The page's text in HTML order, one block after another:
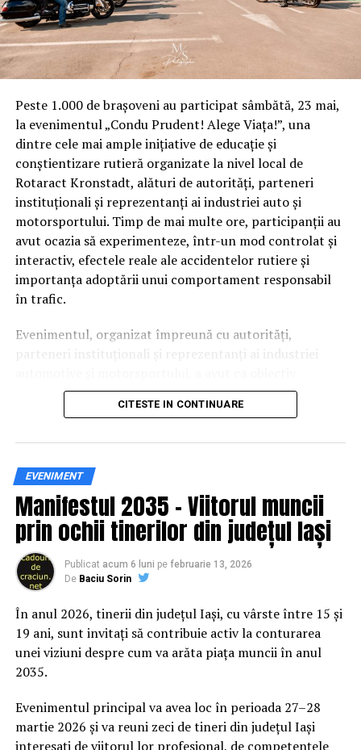
Peste 1.000 de brașoveni au participat sâmbătă, 23 mai,
la evenimentul „Condu Prudent! Alege Viața!”, una
dintre cele mai ample inițiative de educație și
conștientizare rutieră organizate la nivel local de
Rotaract Kronstadt, alături de autorități, parteneri
instituționali și reprezentanți ai industriei auto și
motorsportului. Timp de mai multe ore, participanții au
avut ocazia să experimenteze, într-un mod controlat și
interactiv, efectele reale ale accidentelor rutiere și
importanța adoptării unui comportament responsabil
în trafic.
Evenimentul, organizat împreună cu autorități,
parteneri instituționali și reprezentanți ai industriei
principal transformarea prevenției într-o experiență
practică și accesibilă publicului larg.
Siguranța rutieră, adusă mai
aproape de comunitate
Datele privind accidentele rutiere din România continuă
să evidențieze necesitatea unor inițiative de educație și
prevenție. În 2025, peste 3.000 de persoane au fost
rănite grav în accidente rutiere, iar mai mult de 1.300 și-
au pierdut viața pe șoselele din țară.
În acest context, campania „Condu Prudent! Alege
Viața!” își propune să transforme informația teoretică
într-o experiență directă, prin simulări și demonstrații
care îi ajută pe participanți să înțeleagă concret
impactul deciziilor luate în trafic.
CITESTE IN CONTINUARE
EVENIMENT
Manifestul 2035 – Viitorul muncii
prin ochii tinerilor din județul Iași
Publicat acum 6 luni pe februarie 13, 2026
De Baciu Sorin
În anul 2026, tinerii din județul Iași, cu vârste între 15 și
19 ani, sunt invitați să contribuie activ la conturarea
unei viziuni despre cum va arăta piața muncii în anul
2035.
Evenimentul principal va avea loc în perioada 27–28
martie 2026 și va reuni zeci de tineri din județul Iași
interesați de viitorul lor profesional, de competențele